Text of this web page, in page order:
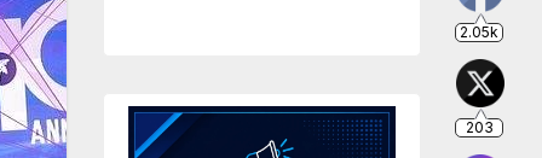
2.05k
203